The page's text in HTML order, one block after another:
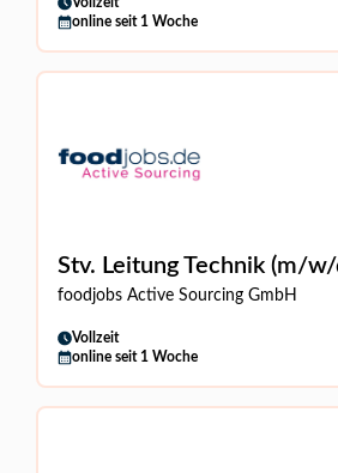
online seit 1 Woche
Stv. Leitung Technik (m/
foodjobs Active Sourcing GmbH
Vollzeit
online seit 1 Woche